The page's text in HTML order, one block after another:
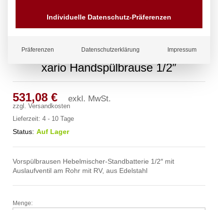
xario Handspülbrause 1/2″
531,08€ exkl. MwSt.
zzgl.Versandkosten
Lieferzeit:4 - 10 Tage
Status: Auf Lager
Vorspülbrausen Hebelmischer-Standbatterie 1/2″ mit
Auslaufventil am Rohr mit RV, aus Edelstahl
xario
Menge:
Individuelle Datenschutz-Präferenzen
Präferenzen Datenschutzerklärung Impressum